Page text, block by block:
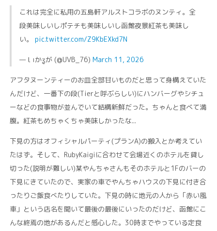
これは完全に私用の五島軒アルストコラボのヌンティ。全
段美味しいしポテチも美味しいし函館夜景紅茶も美味し
い。 pic.twitter.com/Z9KbEXkd7N
— Ɩ ıかʓが (@UVB_76) March 11, 2026
アフタヌーンティーのお皿全部甘いものだと思って身構えていた
んだけど、一番下の段(Tierと呼ぶらしい)にハンバーグやシチュ
ーなどの食事物が並んでいて結構新鮮だった。ちゃんと食べて満
腹。紅茶もめちゃくちゃ美味しかったな...
下見の方はオフィシャルパーティ(プランA)の搬入とか考えてい
たはず。そして、RubyKaigiに合わせて会場近くのホテルを貸し
切った(説明が難しい)某やんちゃさんもそのホテルと1Fのバーの
下見にきていたので、実家の車でやんちゃハウスの下見に付き合
ったりご飯食べたりしていた。下見の時に地元の人から「赤い風
車」という店名を聞いて最後の最後にいったのだけど、函館にこ
んな終焉の地があるんだと感心した。30時までやっている定食